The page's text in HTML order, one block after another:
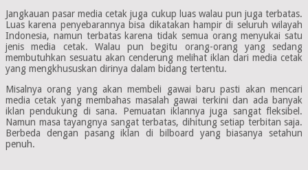
Jangkauan pasar media cetak juga cukup luas walau pun juga terbatas.
Luas karena penyebarannya bisa dikatakan hampir di seluruh wilayah
Indonesia, namun terbatas karena tidak semua orang menyukai satu
jenis media cetak. Walau pun begitu orang-orang yang sedang
membutuhkan sesuatu akan cenderung melihat iklan dari media cetak
yang mengkhususkan dirinya dalam bidang tertentu.
Misalnya orang yang akan membeli gawai baru pasti akan mencari
media cetak yang membahas masalah gawai terkini dan ada banyak
iklan pendukung di sana. Pemuatan iklannya juga sangat fleksibel.
Namun masa tayangnya sangat terbatas, dihitung setiap terbitan saja.
Berbeda dengan pasang iklan di bilboard yang biasanya setahun
penuh.